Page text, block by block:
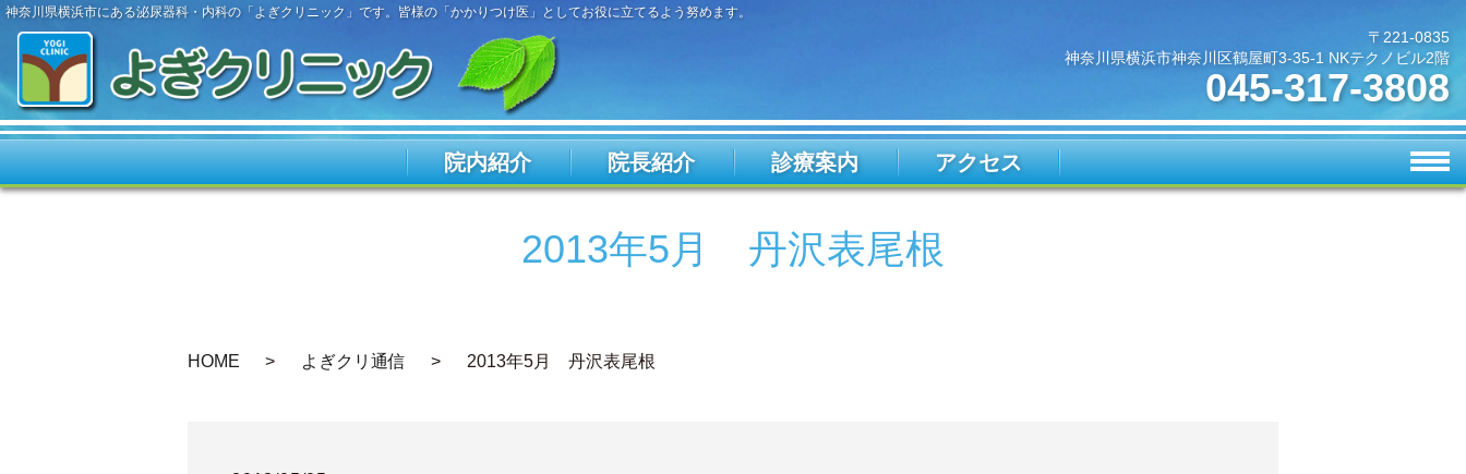
神奈川県横浜市にある泌尿器科・内科の「よぎクリニック」です。皆様の「かかりつけ医」としてお役に立てるよう努めます。
〒221-0835
神奈川県横浜市神奈川区鶴屋町3-35-1 NKテクノビル2階
045-317-3808
院内紹介 院長紹介 診療案内 アクセス
2013年5月 丹沢表尾根
HOME よぎクリ通信 2013年5月 丹沢表尾根